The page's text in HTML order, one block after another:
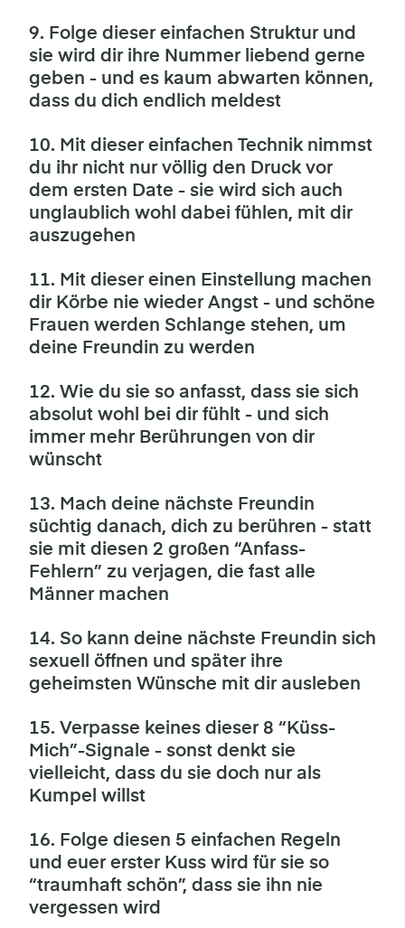
9. Folge dieser einfachen Struktur und
sie wird dir ihre Nummer liebend gerne
geben - und es kaum abwarten können,
dass du dich endlich meldest
10. Mit dieser einfachen Technik nimmst
du ihr nicht nur völlig den Druck vor
dem ersten Date - sie wird sich auch
unglaublich wohl dabei fühlen, mit dir
auszugehen
11. Mit dieser einen Einstellung machen
dir Körbe nie wieder Angst - und schöne
Frauen werden Schlange stehen, um
deine Freundin zu werden
12. Wie du sie so anfasst, dass sie sich
absolut wohl bei dir fühlt - und sich
immer mehr Berührungen von dir
wünscht
13. Mach deine nächste Freundin
süchtig danach, dich zu berühren - statt
sie mit diesen 2 großen “Anfass-
Fehlern” zu verjagen, die fast alle
Männer machen
14. So kann deine nächste Freundin sich
sexuell öffnen und später ihre
geheimsten Wünsche mit dir ausleben
15. Verpasse keines dieser 8 “Küss-
Mich”-Signale - sonst denkt sie
vielleicht, dass du sie doch nur als
Kumpel willst
16. Folge diesen 5 einfachen Regeln
und euer erster Kuss wird für sie so
“traumhaft schön”, dass sie ihn nie
vergessen wird